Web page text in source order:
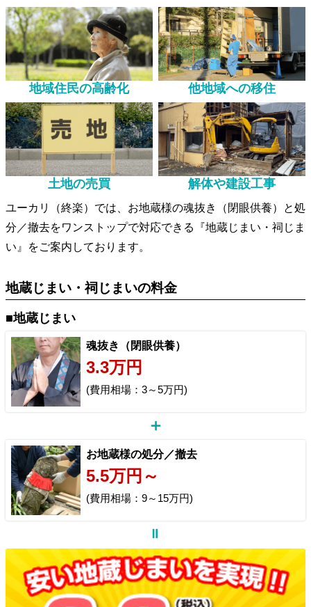
地域住民の高齢化 他地域への移住
土地の売買 解体や建設工事
ユーカリ（終楽）では、お地蔵様の魂抜き（閉眼供養）と処
分／撤去をワンストップで対応できる『地蔵じまい・祠じま
い』をご案内しております。
地蔵じまい・祠じまいの料金
■地蔵じまい
魂抜き（閉眼供養）
3.3万円
(費用相場：3～5万円)
お地蔵様の処分／撤去
5.5万円～
(費用相場：9～15万円)